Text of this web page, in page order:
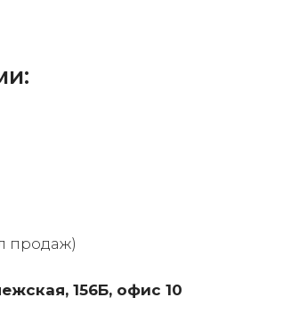
продаж)
156Б, офис 10